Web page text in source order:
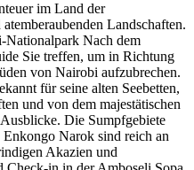
im Land der
Landschaften.
Nationalpark Nach dem
Sie treffen, um in Richtung
von Nairobi aufzubrechen.
für seine alten Seebetten,
und von dem majestätischen
Die Sumpfgebiete
Narok sind reich an
Akazien und